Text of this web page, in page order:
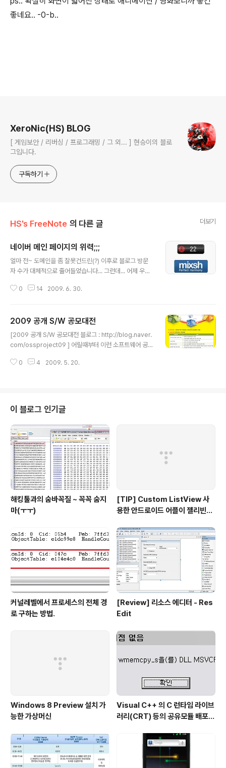
좋네요.. -0-b..
XeroNic(HS) BLOG
[ 게임보안 / 리버싱 / 프로그래밍 / 그 외... ] 현승이의 블로
그입니다.
구독하기
HS's FreeNote 의 다른 글 더보기
네이버 메인 페이지의 위력;;;
얼마 전~ 도메인을 좀 잘못건드린(?) 이후로 블로그 방문
자 수가 대체적으로 줄어들었습니다... 그런데... 어제 우연
니다. ㅋ... 호기심에 살포시 조사를 해봤죠;;; 평소에 한번씩
이버 메인 페이지를 뒤적거려봤습니다.. 우와~~!! 이런게
있더군요~ +_+ 오픈캐스트 중 [Programming Interna
ls] 란게 있는데.. 거기 제 포스팅이 포함되어서.. 네이버 메
ws 7 관련 포스팅의 최고 동시 접속자 수가.. 자그마치;;; 2
0 14 2009. 6. 30.
2009 공개 S/W 공모대전
[2009 공개 S/W 공모대전 블로그 : http://blog.naver.
com/ossproject09 ] 어릴때부터 이런 소프트웨어 공모
아... 고민되는군요..ㅋ
0 4 2009. 5. 20.
이 블로그 인기글
해킹툴과의 숨바꼭질 ~ 꼭꼭 숨지
마(ㅜㅜ)
[TIP] Custom ListView 사
용한 안드로이드 어플이 젤리빈에
커널레벨에서 프로세스의 전체 경
로 구하는 방법.
[Review] 리소스 에디터 - Res
Edit
Windows 8 Preview 설치 가
능한 가상머신
Visual C++ 의 C 런타임 라이브
러리(CRT) 등의 공유모듈 배포시